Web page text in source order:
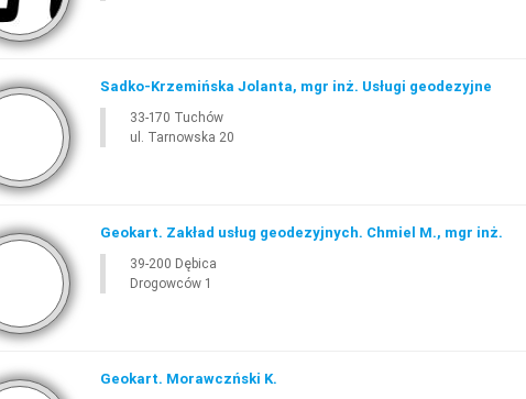
Sadko-Krzemińska Jolanta, mgr inż. Usługi geodezyjne
33-170 Tuchów
ul. Tarnowska 20
Geokart. Zakład usług geodezyjnych. Chmiel M., mgr inż.
39-200 Dębica
Drogowców 1
Geokart. Morawczński K.